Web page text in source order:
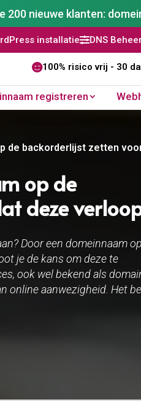
200 nieuwe klanten:
DNS Beheer30 dagen
100% risico vrij - 30
registreren
de backorderlijst zetten
op de
deze
Door een domeinnaam
je de kans om deze te
ook wel bekend als
online aanwezigheid. Het